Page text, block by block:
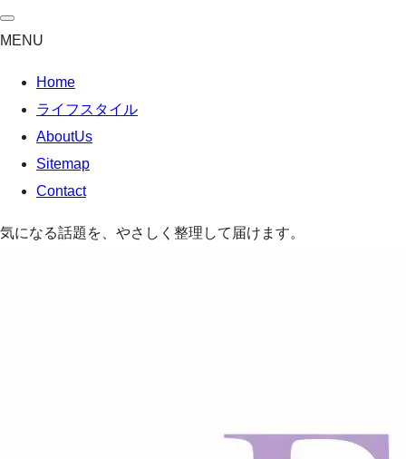
MENU
Home
ライフスタイル
AboutUs
Sitemap
Contact
気になる話題を、やさしく整理して届けます。